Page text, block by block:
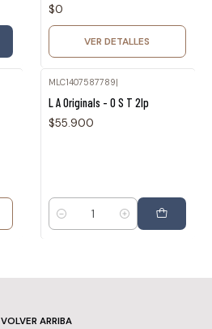
$0
VER DETALLES
MLC1407587789|
L A Originals - O S T 2lp
$55.900
Cantidad
VOLVER ARRIBA